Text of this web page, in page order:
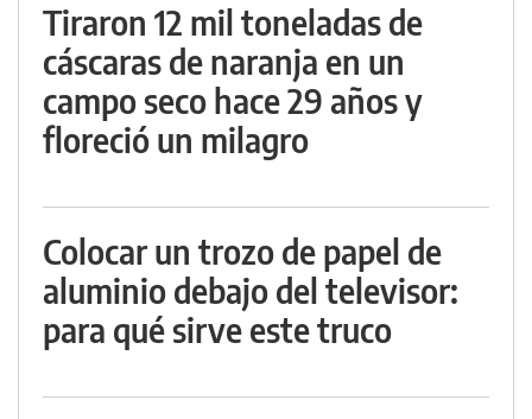
Tiraron 12 mil toneladas de
cáscaras de naranja en un
campo seco hace 29 años y
floreció un milagro
Colocar un trozo de papel de
aluminio debajo del televisor:
para qué sirve este truco